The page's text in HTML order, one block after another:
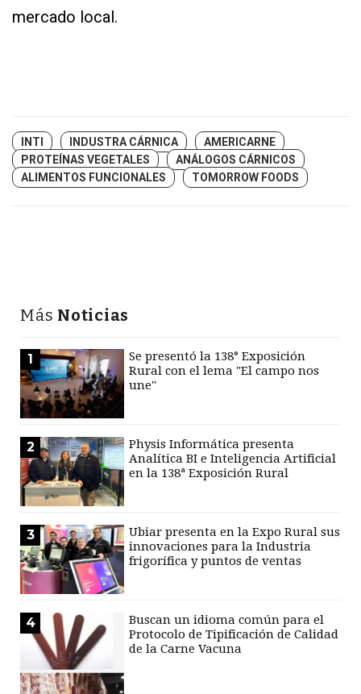
mercado local.
INTI INDUSTRA CÁRNICA
AMERICARNE
PROTEÍNAS VEGETALES
ANÁLOGOS CÁRNICOS
ALIMENTOS FUNCIONALES
TOMORROW FOODS
Más Noticias
1
Se presentó la 138° Exposición
Rural con el lema "El campo nos
une"
2
Physis Informática presenta
Analítica BI e Inteligencia Artificial
en la 138ª Exposición Rural
3
Ubiar presenta en la Expo Rural sus
innovaciones para la Industria
frigorífica y puntos de ventas
4
Buscan un idioma común para el
Protocolo de Tipificación de Calidad
de la Carne Vacuna